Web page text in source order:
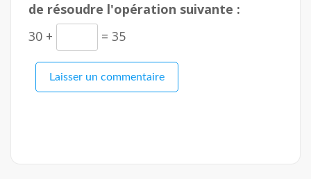
2
de résoudre l'opération suivante :
30 +
= 35